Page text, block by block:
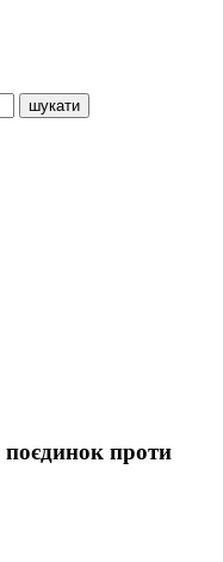
проти